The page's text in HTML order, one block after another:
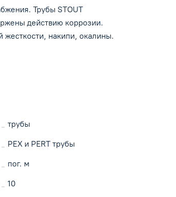
Трубы STOUT
действию коррозии.
жесткости, накипи, окалины.
трубы
PEX и PERT трубы
пог. м
10